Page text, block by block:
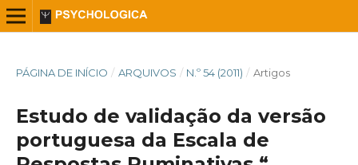
PÁGINA DE INÍCIO / ARQUIVOS / N.º 54 (2011) / Artigos
Estudo de validação da versão
portuguesa da Escala de